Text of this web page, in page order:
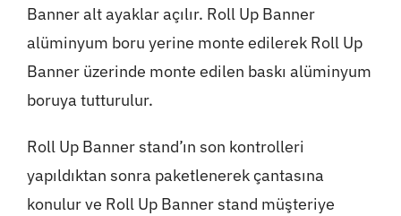
Banner alt ayaklar açılır. Roll Up Banner
alüminyum boru yerine monte edilerek Roll Up
Banner üzerinde monte edilen baskı alüminyum
boruya tutturulur.
Roll Up Banner stand’ın son kontrolleri
yapıldıktan sonra paketlenerek çantasına
konulur ve Roll Up Banner stand müşteriye